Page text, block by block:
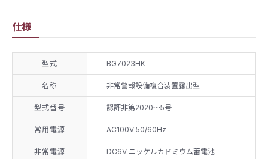
仕様
型式 BG7023HK
名称 非常警報設備複合装置露出型
型式番号 認評非第2020～5号
常用電源 AC100V 50/60Hz
非常電源 DC6V ニッケルカドミウム蓄電池